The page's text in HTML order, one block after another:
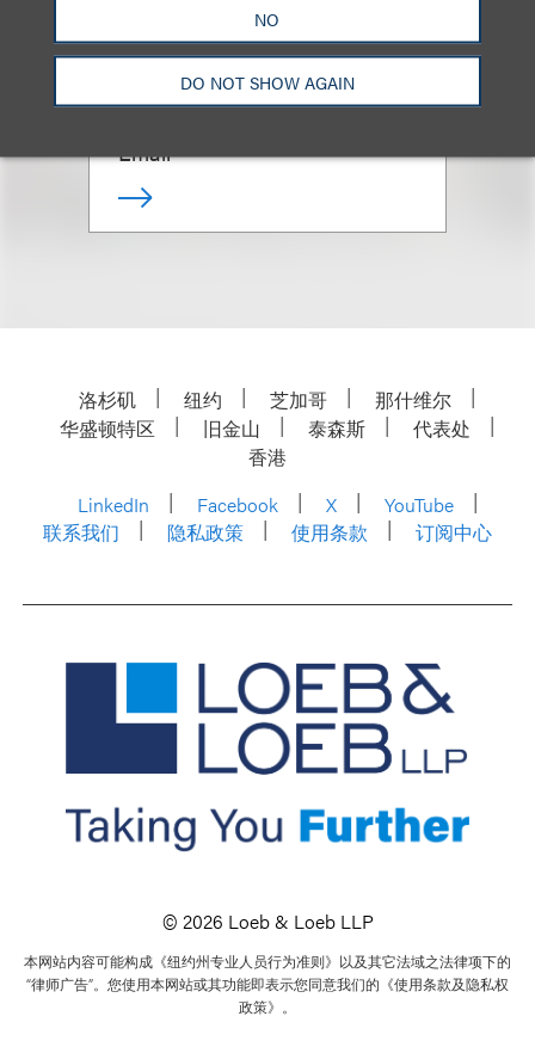
NO
DO NOT SHOW AGAIN
合伙人
Email
洛杉矶 纽约 芝加哥
那什维尔
华盛顿特区
旧金山 泰森斯
代表处
香港
LinkedIn
Facebook X
YouTube
联系我们
隐私政策 使用条款 订阅中心
© 2026 Loeb & Loeb LLP
本网站内容可能构成《纽约州专业人员行为准则》以及其它法域之法律项下的
“律师广告”。您使用本网站或其功能即表示您同意我们的《使用条款及隐私权
政策》。